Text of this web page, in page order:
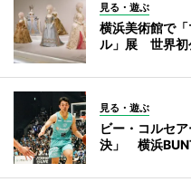
見る・遊ぶ
横浜美術館で
ル」展 世界初
見る・遊ぶ
ビー・コルセ
決」 横浜